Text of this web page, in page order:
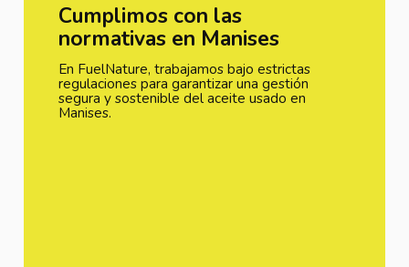
Cumplimos con las
normativas en Manises
En FuelNature, trabajamos bajo estrictas
regulaciones para garantizar una gestión
segura y sostenible del aceite usado en
Manises.